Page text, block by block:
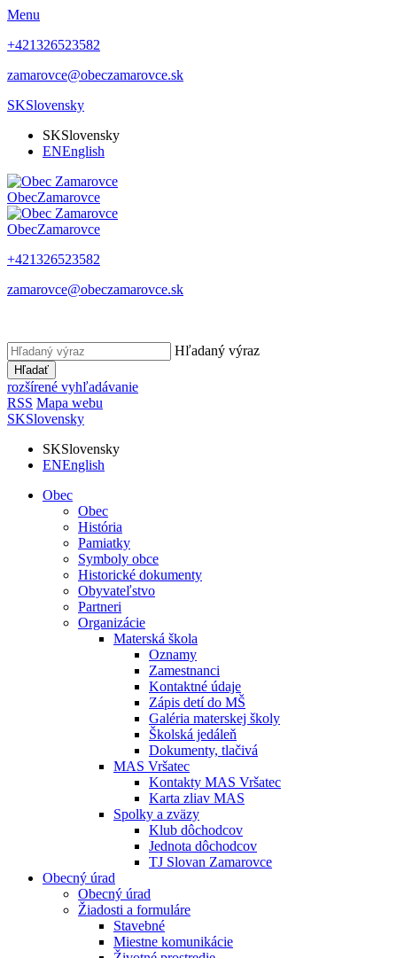
Menu
+421326523582
zamarovce@obeczamarovce.sk
SKSlovensky
SKSlovensky
ENEnglish
ObecZamarovce
ObecZamarovce
+421326523582
zamarovce@obeczamarovce.sk
Hľadaný výraz
Hľadať
rozšírené vyhľadávanie
RSS Mapa webu
SKSlovensky
SKSlovensky
ENEnglish
Obec
Obec
História
Pamiatky
Symboly obce
Historické dokumenty
Obyvateľstvo
Partneri
Organizácie
Materská škola
Oznamy
Zamestnanci
Kontaktné údaje
Zápis detí do MŠ
Galéria materskej školy
Školská jedáleň
Dokumenty, tlačivá
MAS Vršatec
Kontakty MAS Vršatec
Karta zliav MAS
Spolky a zväzy
Klub dôchodcov
Jednota dôchodcov
TJ Slovan Zamarovce
Obecný úrad
Obecný úrad
Žiadosti a formuláre
Stavebné
Miestne komunikácie